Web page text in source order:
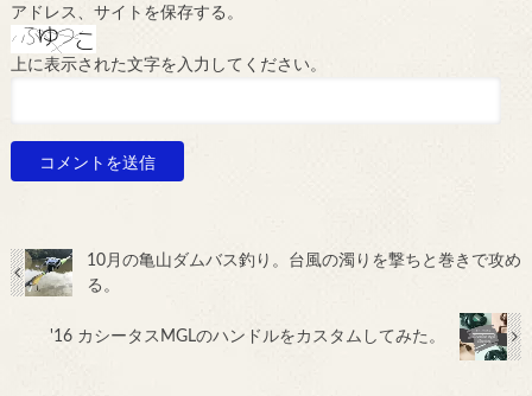
アドレス、サイトを保存する。
上に表示された文字を入力してください。
10月の亀山ダムバス釣り。台風の濁りを撃ちと巻きで攻め
る。
'16 カシータスMGLのハンドルをカスタムしてみた。